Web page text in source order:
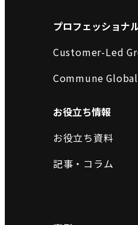
プロフェッショナ
Customer-Led
Commune Global
お役立ち情報
お役立ち資料
記事・コラム